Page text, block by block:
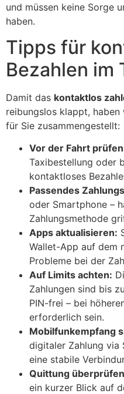
und müssen keine Sorge
haben.
Tipps für
Bezahlen im
Damit das kontaktlos
reibungslos klappt,
für Sie zusammengestellt:
Vor der Fahrt
Taxibestellung oder
kontaktloses
Passendes
oder Smartphone –
Zahlungsmethode
Apps aktualisieren:
Wallet-App auf dem
Probleme bei der
Auf Limits achten:
Zahlungen sind bis
PIN-frei – bei
erforderlich sein.
Mobilfunkempfang
digitaler Zahlung via
eine stabile
Quittung
ein kurzer Blick auf